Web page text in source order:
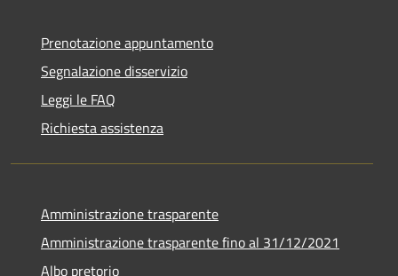
Prenotazione appuntamento
Segnalazione disservizio
Leggi le FAQ
Richiesta assistenza
Amministrazione trasparente
Amministrazione trasparente fino al 31/12/2021
Albo pretorio